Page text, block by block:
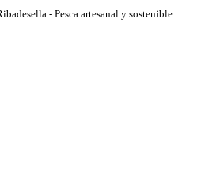
- Pesca artesanal y sostenible